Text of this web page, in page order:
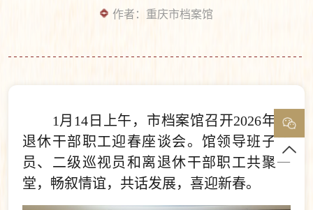
作者： 重庆市档案馆
1月14日上午，市档案馆召开2026年离
退休干部职工迎春座谈会。馆领导班子成
员、二级巡视员和离退休干部职工共聚一
堂，畅叙情谊，共话发展，喜迎新春。